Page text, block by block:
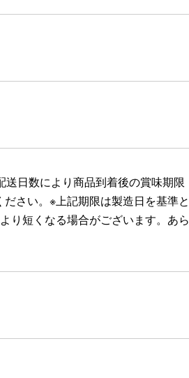
日数により商品到着後の賞味期限
さい。※上記期限は製造日を基準と
り短くなる場合がございます。あら